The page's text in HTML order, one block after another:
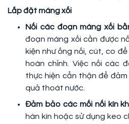
Lắp đặt máng xối
Nối các đoạn máng xối
đoạn máng xối cần được
kiện như ống nối, cút, co
hoàn chỉnh. Việc nối các
thực hiện cẩn thận để
quả thoát nước.
Đảm bảo các mối nối kín
hàn kín hoặc sử dụng keo